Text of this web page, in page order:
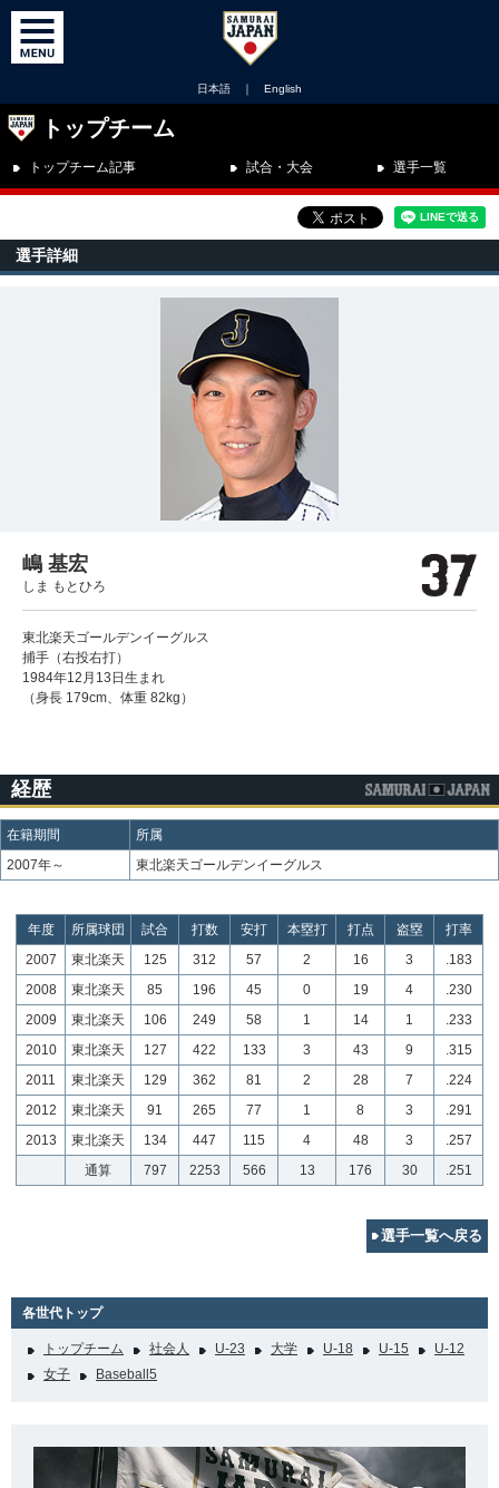
日本語 ｜ English
トップチーム
トップチーム記事 試合・大会 選手一覧
選手詳細
嶋 基宏
しま もとひろ
東北楽天ゴールデンイーグルス
捕手（右投右打）
1984年12月13日生まれ
（身長 179cm、体重 82kg）
経歴
在籍期間
所属
2007年～
東北楽天ゴールデンイーグルス
年度 所属球団 試合 打数 安打 本塁打 打点 盗塁
打率
2007
東北楽天 125 312 57 2 16 3
.183
2008
東北楽天 85 196 45 0 19 4
.230
2009
東北楽天 106 249 58 1 14 1
.233
2010
東北楽天 127 422 133 3 43 9
.315
2011
東北楽天 129 362 81 2 28 7
.224
2012
東北楽天 91 265 77 1 8 3
.291
2013
東北楽天 134 447 115 4 48 3
.257
通算
797 2253 566 13 176 30 .251
選手一覧へ戻る
各世代トップ
トップチーム 社会人 U-23 大学 U-18 U-15
U-12
女子
Baseball5